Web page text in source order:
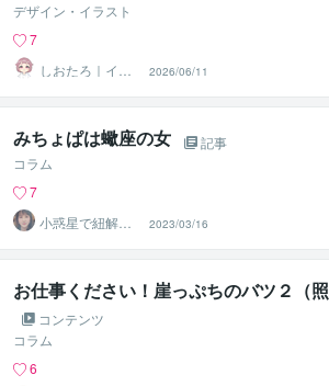
デザイン・イラスト
7
しおたろ｜イラ
ストレーター
2026/06/11
みちょぱは蠍座の女
記事
コラム
7
小惑星で紐解く
魂の設計図と使
命｜美月
2023/03/16
お仕事ください！崖っぷちのバツ２（照
コンテンツ
コラム
6